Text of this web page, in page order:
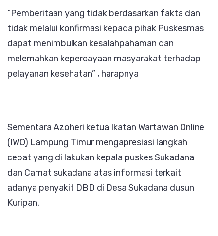
“Pemberitaan yang tidak berdasarkan fakta dan
tidak melalui konfirmasi kepada pihak Puskesmas
dapat menimbulkan kesalahpahaman dan
melemahkan kepercayaan masyarakat terhadap
pelayanan kesehatan” , harapnya
Sementara Azoheri ketua Ikatan Wartawan Online
(IWO) Lampung Timur mengapresiasi langkah
cepat yang di lakukan kepala puskes Sukadana
dan Camat sukadana atas informasi terkait
adanya penyakit DBD di Desa Sukadana dusun
Kuripan.